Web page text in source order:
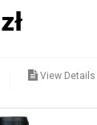
zł
View Details